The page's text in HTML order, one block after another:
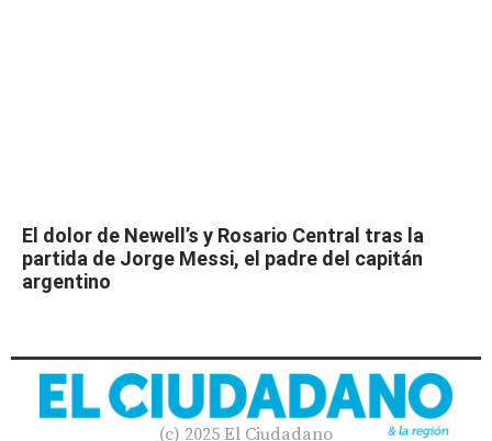
El dolor de Newell’s y Rosario Central tras la
partida de Jorge Messi, el padre del capitán
argentino
(c) 2025 El Ciudadano